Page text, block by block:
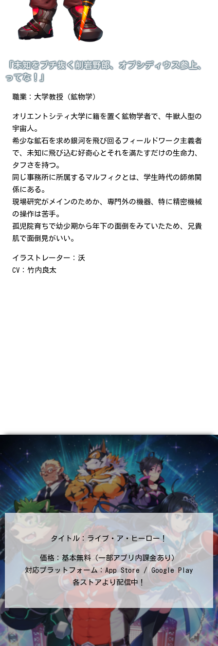
「未知をブチ抜く削岩野郎、オブシディウス参上、
ってな！」
職業：大学教授（鉱物学）
オリエントシティ大学に籍を置く鉱物学者で、牛獣人型の
宇宙人。
希少な鉱石を求め銀河を飛び回るフィールドワーク主義者
で、未知に飛び込む好奇心とそれを満たすだけの生命力、
タフさを持つ。
同じ事務所に所属するマルフィクとは、学生時代の師弟関
係にある。
現場研究がメインのためか、専門外の機器、特に精密機械
の操作は苦手。
孤児院育ちで幼少期から年下の面倒をみていたため、兄貴
肌で面倒見がいい。
イラストレーター：沃
CV：竹内良太
タイトル：ライブ・ア・ヒーロー！
価格：基本無料（一部アプリ内課金あり）
対応プラットフォーム：App Store / Google Play
各ストアより配信中！